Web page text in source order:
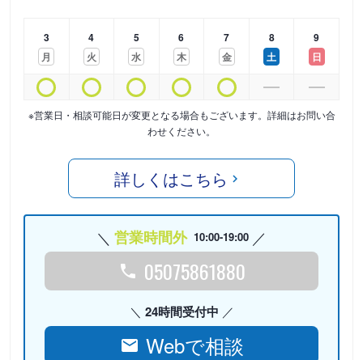
3
月
4
火
5
水
6
木
7
金
8
土
9
日
※営業日・相談可能日が変更となる場合もございます。詳細はお問い合
わせください。
詳しくはこちら
営業時間外 10:00-19:00
05075861880
24時間受付中
Webで相談